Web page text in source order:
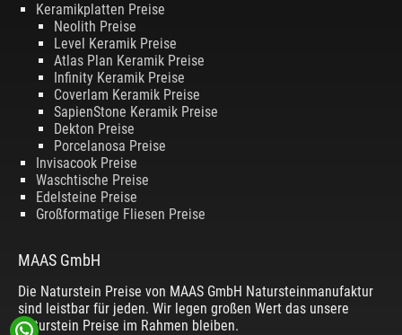
Keramikplatten Preise
Neolith Preise
Level Keramik Preise
Atlas Plan Keramik Preise
Infinity Keramik Preise
Coverlam Keramik Preise
SapienStone Keramik Preise
Dekton Preise
Porcelanosa Preise
Invisacook Preise
Waschtische Preise
Edelsteine Preise
Großformatige Fliesen Preise
MAAS GmbH
Die Naturstein Preise von MAAS GmbH Natursteinmanufaktur
sind leistbar für jeden. Wir legen großen Wert das unsere
Naturstein Preise im Rahmen bleiben.